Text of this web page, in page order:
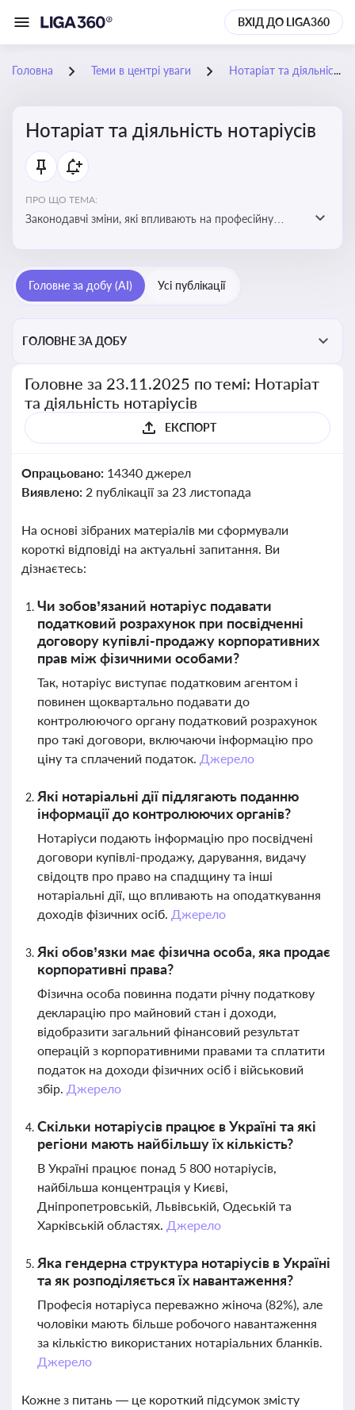
ВХІД ДО LIGA360
Головна Теми в центрі уваги Нотаріат та діяльність нотаріусів
Нотаріат та діяльність нотаріусів
ПРО ЩО ТЕМА:
Законодавчі зміни, які впливають на професійну
Головне за добу (AI) Усі публікації
ГОЛОВНЕ ЗА ДОБУ
Головне за 23.11.2025 по темі: Нотаріат
та діяльність нотаріусів
ЕКСПОРТ
Опрацьовано: 14340 джерел
Виявлено: 2 публікації за 23 листопада
На основі зібраних матеріалів ми сформували
короткі відповіді на актуальні запитання. Ви
дізнаєтесь:
Чи зобов’язаний нотаріус подавати
податковий розрахунок при посвідченні
договору купівлі-продажу корпоративних
прав між фізичними особами?
Так, нотаріус виступає податковим агентом і
повинен щоквартально подавати до
контролюючого органу податковий розрахунок
про такі договори, включаючи інформацію про
ціну та сплачений податок. Джерело
Які нотаріальні дії підлягають поданню
інформації до контролюючих органів?
Нотаріуси подають інформацію про посвідчені
договори купівлі-продажу, дарування, видачу
свідоцтв про право на спадщину та інші
нотаріальні дії, що впливають на оподаткування
доходів фізичних осіб. Джерело
Які обов’язки має фізична особа, яка продає
корпоративні права?
Фізична особа повинна подати річну податкову
декларацію про майновий стан і доходи,
відобразити загальний фінансовий результат
операцій з корпоративними правами та сплатити
податок на доходи фізичних осіб і військовий
збір. Джерело
Скільки нотаріусів працює в Україні та які
регіони мають найбільшу їх кількість?
В Україні працює понад 5 800 нотаріусів,
найбільша концентрація у Києві,
Дніпропетровській, Львівській, Одеській та
Харківській областях. Джерело
Яка гендерна структура нотаріусів в Україні
та як розподіляється їх навантаження?
Професія нотаріуса переважно жіноча (82%), але
чоловіки мають більше робочого навантаження
за кількістю використаних нотаріальних бланків.
Джерело
Кожне з питань — це короткий підсумок змісту